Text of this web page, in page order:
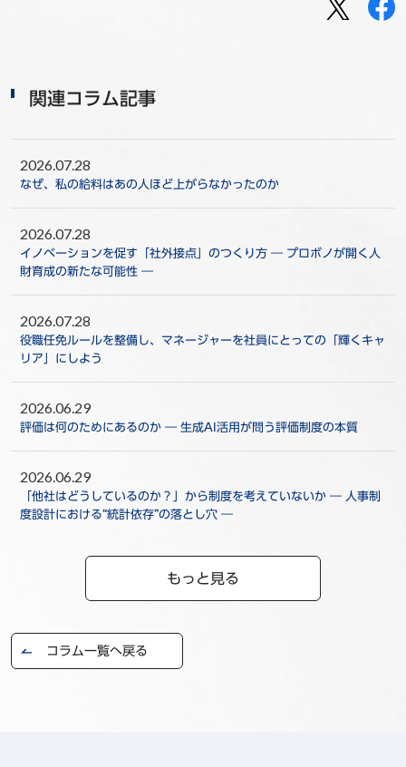
関連コラム記事
2026.07.28
なぜ、私の給料はあの人ほど上がらなかったのか
2026.07.28
イノベーションを促す「社外接点」のつくり方 ― プロボノが開く人
財育成の新たな可能性 ―
2026.07.28
役職任免ルールを整備し、マネージャーを社員にとっての「輝くキャ
リア」にしよう
2026.06.29
評価は何のためにあるのか ― 生成AI活用が問う評価制度の本質
2026.06.29
「他社はどうしているのか？」から制度を考えていないか ― 人事制
度設計における“統計依存”の落とし穴 ―
もっと見る
コラム一覧へ戻る